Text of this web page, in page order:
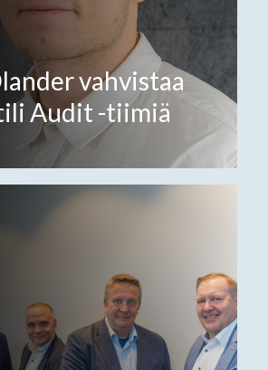
vahvistaa
Audit -tiimiä